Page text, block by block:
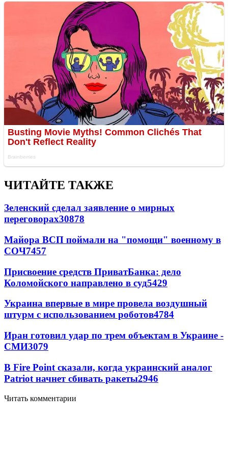
ЧИТАЙТЕ ТАКЖЕ
Зеленский сделал заявление о мирных
переговорах30878
Майора ВСП поймали на "помощи" военному в
СОЧ7457
Присвоение средств ПриватБанка: дело
Коломойского направлено в суд5429
Украина впервые в мире провела воздушный
штурм с использованием роботов4784
Иран готовил удар по трем объектам в Украине -
СМИ3079
В Fire Point сказали, когда украинский аналог
Patriot начнет сбивать ракеты2946
Читать комментарии